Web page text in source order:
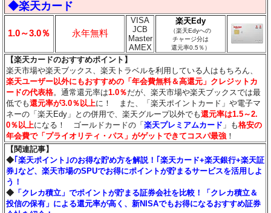
◆楽天カード
1.0～3.0％ 永年無料
VISA
JCB
Master
AMEX
楽天Edy
（楽天Edyへの
チャージ分は
還元率0.5％）
【楽天カードのおすすめポイント】
楽天市場や楽天ブックス、楽天トラベルを利用している人はもちろん、
楽天ユーザー以外にもおすすめの「年会費無料＆高還元」クレジットカ
ードの代表格。通常還元率は1.0％だが、楽天市場や楽天ブックスでは最
低でも還元率が3.0％ 以上に！ また、「楽天ポイントカード」や電子マ
ネーの「楽天Edy」との併用で、楽天グループ以外でも還元率は1.5～2.
0％以上になる！ ゴールドカードの「楽天プレミアムカード 」も格安の
年会費で「プライオリティ・パス」がゲットできてコスパ最強 ！
【関連記事】
◆ ｢楽天ポイント｣のお得な貯め方を解説！｢楽天カード+楽天銀行+楽天証
券｣など、楽天市場のSPUでお得にポイントが貯まるサービスを活用しよ
う！
◆ 「クレカ積立」でポイントが貯まる証券会社を比較！「クレカ積立＆
投信の保有」による還元率が高く、新NISAでもお得になるおすすめ証券